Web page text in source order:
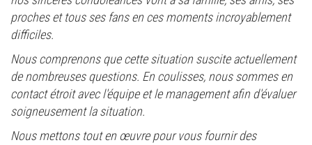
proches et tous ses fans en ces moments incroyablement
difficiles.
Nous comprenons que cette situation suscite actuellement
de nombreuses questions. En coulisses, nous sommes en
contact étroit avec l'équipe et le management afin d'évaluer
soigneusement la situation.
Nous mettons tout en œuvre pour vous fournir des